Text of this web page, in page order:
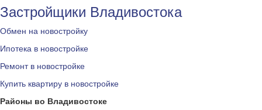
Застройщики Владивостока
Обмен на новостройку
Ипотека в новостройке
Ремонт в новостройке
Купить квартиру в новостройке
Районы во Владивостоке